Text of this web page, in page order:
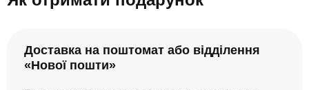
Доставка на поштомат або відділення
«Нової пошти»